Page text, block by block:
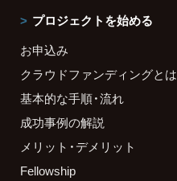
プロジェクトを始める
お申込み
クラウドファンディングとは
基本的な手順・流れ
成功事例の解説
メリット・デメリット
Fellowship